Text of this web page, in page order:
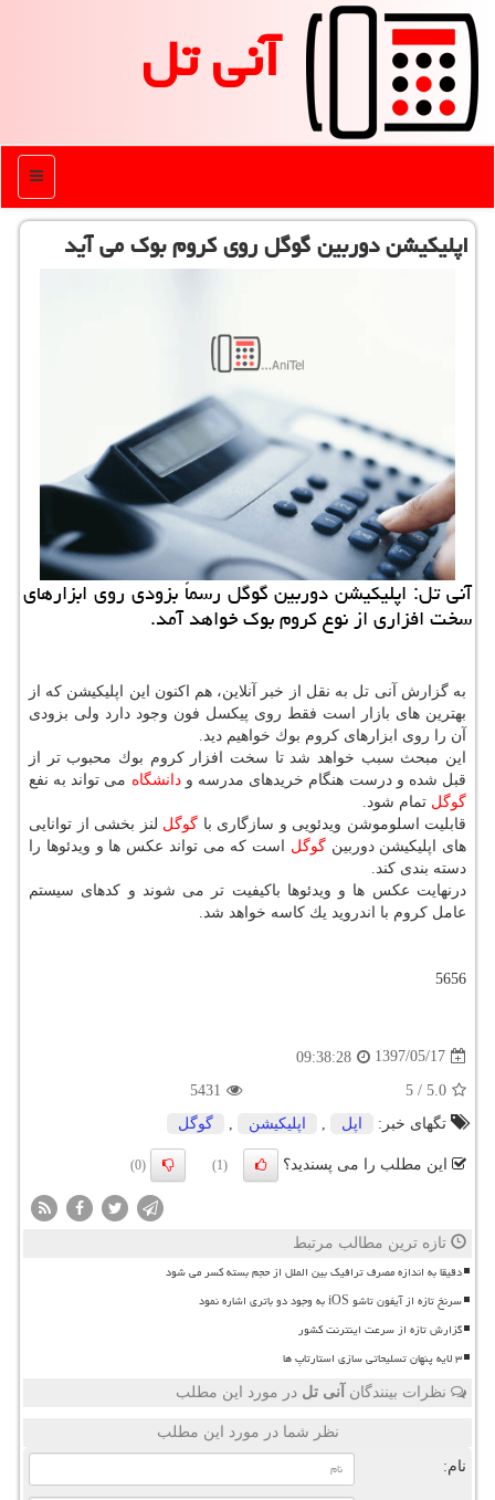
آنی تل
منو
اپلیكیشن دوربین گوگل روی كروم بوك می آید
آنی تل: اپلیكیشن دوربین گوگل رسماً بزودی روی ابزارهای
سخت افزاری از نوع كروم بوك خواهد آمد.
به گزارش آنی تل به نقل از خبر آنلاین، هم اكنون این اپلیكیشن كه از
بهترین های بازار است فقط روی پیكسل فون وجود دارد ولی بزودی
آن را روی ابزارهای كروم بوك خواهیم دید.
این مبحث سبب خواهد شد تا سخت افزار كروم بوك محبوب تر از
قبل شده و درست هنگام خریدهای مدرسه ودانشگاه می تواند به نفع
گوگل تمام شود.
قابلیت اسلوموشن ویدئویی و سازگاری با گوگل لنز بخشی از توانایی
های اپلیكیشن دوربینگوگل است كه می تواند عكس ها و ویدئوها را
دسته بندی كند.
درنهایت عكس ها و ویدئوها باكیفیت تر می شوند و كدهای سیستم
عامل كروم با اندروید یك كاسه خواهد شد.
5656
1397/05/17
09:38:28
5.0
/
5
5431
تگهای خبر:
اپل اپلیكیشن گوگل
این مطلب را می پسندید؟ (1)
(0)
تازه ترین مطالب مرتبط
دقیقا به اندازه مصرف ترافیک بین الملل از حجم بسته کسر می شود
سرنخ تازه از آیفون تاشو iOS به وجود دو باتری اشاره نمود
گزارش تازه از سرعت اینترنت کشور
۳ لایه پنهان تسلیحاتی سازی استارتاپ ها
نظرات بینندگان آنی تل در مورد این مطلب
نظر شما در مورد این مطلب
نام: